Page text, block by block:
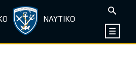
ΝΑΥΤΙΚΟ